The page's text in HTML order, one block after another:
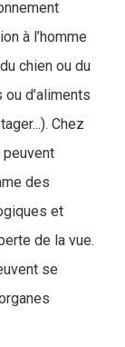
à l’homme
chien ou du
d’aliments
Chez
des
et
de la vue.
se